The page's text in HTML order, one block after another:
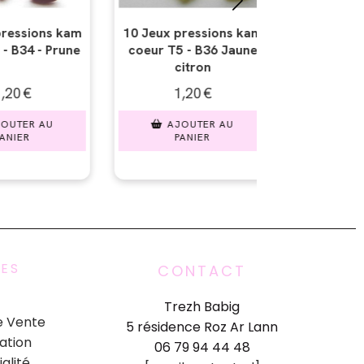
kam
Jaune
€
AU
10 Jeux pressions kam
coeur T5 - B40 - Orange
1,20€
AJOUTER AU
PANIER
Vente
CONTACT
Trezh Babig
5 résidence Roz Ar Lann
06 79 94 44 48